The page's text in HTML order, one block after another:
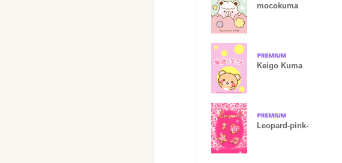
mocokuma
Keigo Kuma
Leopard-pink-